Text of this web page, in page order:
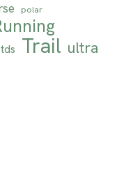
polar
tds Trail ultra